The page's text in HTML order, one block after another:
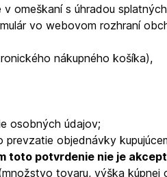
omeškaní s úhradou
vo webovom rozhraní
nákupného košíka),
osobných údajov;
objednávky
toto potvrdenie nie je
tovaru, výška